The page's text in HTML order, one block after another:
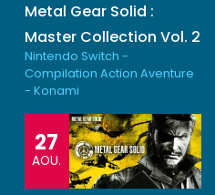
Metal Gear Solid :
Master Collection Vol. 2
Nintendo Switch -
Compilation Action Aventure
- Konami
27
AOU.